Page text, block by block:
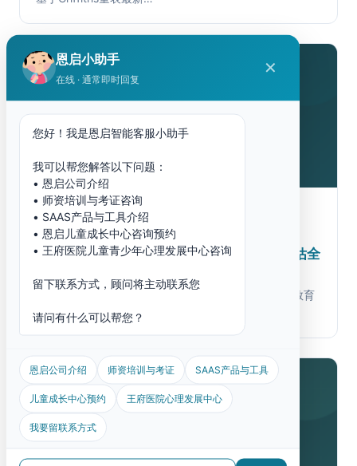
2026-07-08
什么是PEP-3评估？孤独症儿童心理教育评估全
孩子的学习和社交发展，需要一份真正能指导干预的教育
评估。本文基于PEP-3官方手…
恩启小助手
在线 · 通常即时回复
✕
您好！我是恩启智能客服小助手
我可以帮您解答以下问题：
• 恩启公司介绍
• 师资培训与考证咨询
• SAAS产品与工具介绍
• 恩启儿童成长中心咨询预约
• 王府医院儿童青少年心理发展中心咨询
留下联系方式，顾问将主动联系您
请问有什么可以帮您？
恩启公司介绍 师资培训与考证 SAAS产品与工具
儿童成长中心预约 王府医院心理发展中心
我要留联系方式